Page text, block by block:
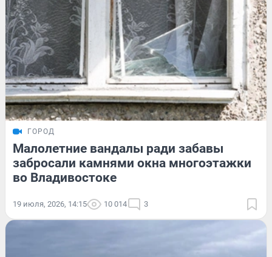
ГОРОД
Малолетние вандалы ради забавы
забросали камнями окна многоэтажки
во Владивостоке
19 июля, 2026, 14:15 10 014 3